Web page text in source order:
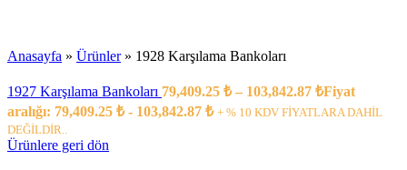
Anasayfa » Ürünler» 1928 Karşılama Bankoları
1927 Karşılama Bankoları 79,409.25 ₺ – 103,842.87 ₺Fiyat
aralığı: 79,409.25 ₺ - 103,842.87 ₺ + % 10 KDV FİYATLARA DAHİL
DEĞİLDİR..
Ürünlere geri dön